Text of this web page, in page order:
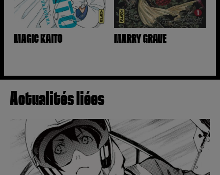
MAGIC KAITO MARRY GRAVE
Actualités liées